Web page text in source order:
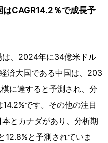
CAGR14.2％で成長予
は、2024年に34億米ドル
済大国である中国は、203
に達すると予測され、分
です。その他の注目
とカナダがあり、分析期
12.8%と予測されていま